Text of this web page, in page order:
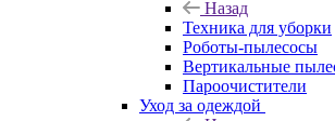
Назад
Техника для уборки
Роботы-пылесосы
Вертикальные
Пароочистители
Уход за одеждой